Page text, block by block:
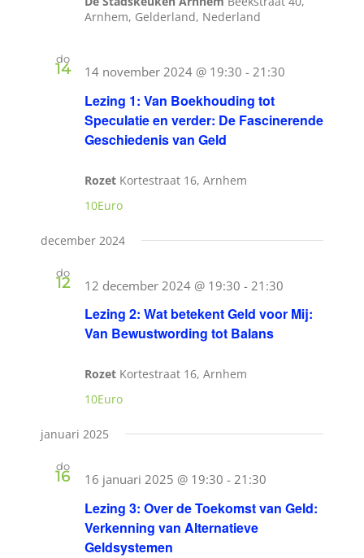
Arnhem, Gelderland, Nederland
do
14
Lezing 1: Van Boekhouding tot
Speculatie en verder: De Fascinerende
Geschiedenis van Geld
14 november 2024 @ 19:30 -21:30
Rozet Kortestraat 16, Arnhem
10Euro
december 2024
do
12
Lezing 2: Wat betekent Geld voor Mij:
Van Bewustwording tot Balans
12 december 2024 @ 19:30 -21:30
Rozet Kortestraat 16, Arnhem
10Euro
januari 2025
do
16
Lezing 3: Over de Toekomst van Geld:
Verkenning van Alternatieve
Geldsystemen
16 januari 2025 @ 19:30 -21:30